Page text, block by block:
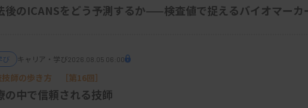
引きすることで、性別の概念のような抽象的な関係性も捉
後のICANSをどう予測するか——検査値で捉えるバイオマーカ
び キャリア・学び2026.08.05 06:00
師の歩き方 ［第16回］
の中で信頼される技師